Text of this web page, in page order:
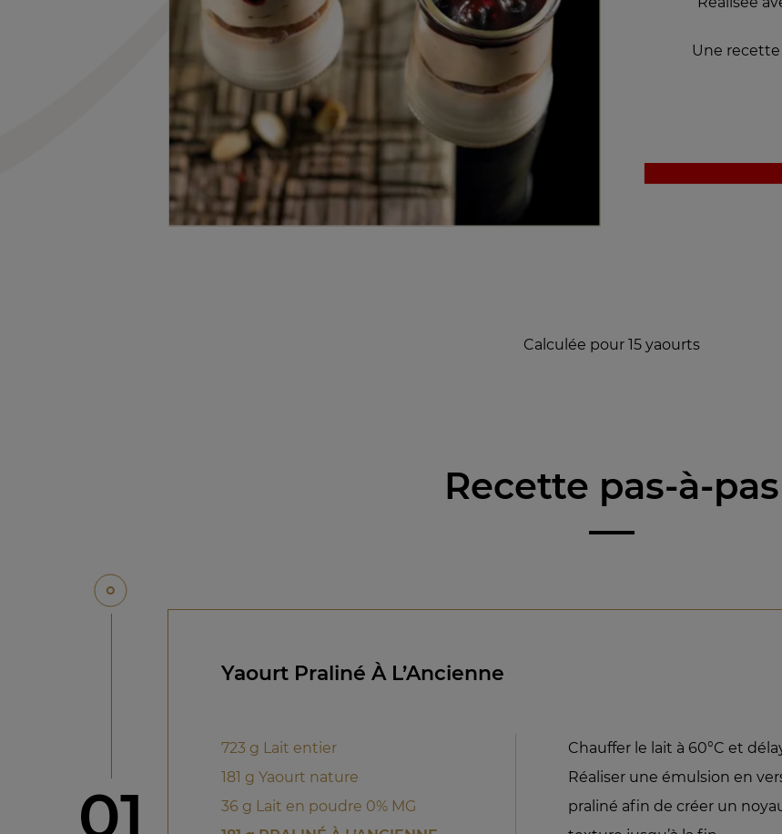
Une recette
Calculée pour 15 yaourts
Recette pas-à-pas
étape
01
Yaourt Praliné À L’Ancienne
723 g Lait entier
181 g Yaourt nature
36 g Lait en poudre 0% MG
Chauffer le lait à 60°C et
Réaliser une émulsion en
praliné afin de créer un